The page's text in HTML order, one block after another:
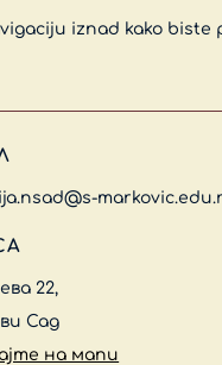
iznad kako biste
22,
Сад
на мапи